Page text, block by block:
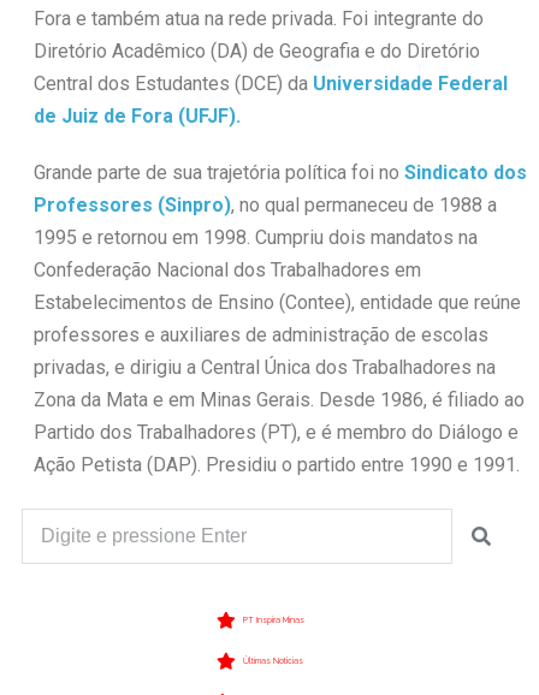
Fora e também atua na rede privada. Foi integrante do
Diretório Acadêmico (DA) de Geografia e do Diretório
Central dos Estudantes (DCE) da Universidade Federal
de Juiz de Fora (UFJF).
Grande parte de sua trajetória política foi no Sindicato dos
Professores (Sinpro), no qual permaneceu de 1988 a
1995 e retornou em 1998. Cumpriu dois mandatos na
Confederação Nacional dos Trabalhadores em
Estabelecimentos de Ensino (Contee), entidade que reúne
professores e auxiliares de administração de escolas
privadas, e dirigiu a Central Única dos Trabalhadores na
Zona da Mata e em Minas Gerais. Desde 1986, é filiado ao
Partido dos Trabalhadores (PT), e é membro do Diálogo e
Ação Petista (DAP). Presidiu o partido entre 1990 e 1991.
PT Inspira Minas
Últimas Notícias